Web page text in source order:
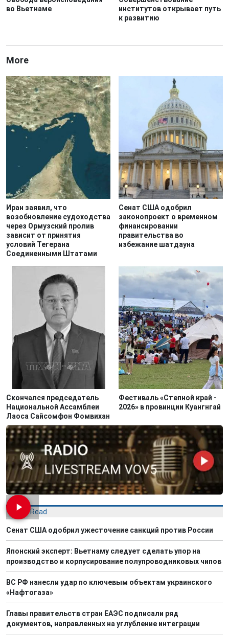
во Вьетнаме
институтов открывает путь
к развитию
More
Иран заявил, что
возобновление судоходства
через Ормузский пролив
зависит от принятия
условий Тегерана
Соединенными Штатами
Сенат США одобрил
законопроект о временном
финансировании
правительства во
избежание шатдауна
Скончался председатель
Национальной Ассамблеи
Лаоса Сайсомфон Фомвихан
Фестиваль «Степной край -
2026» в провинции Куангнгай
Most Read
Сенат США одобрил ужесточение санкций против России
Японский эксперт: Вьетнаму следует сделать упор на
производство и корпусирование полупроводниковых чипов
ВС РФ нанесли удар по ключевым объектам украинского
«Нафтогаза»
Главы правительств стран ЕАЭС подписали ряд
документов, направленных на углубление интеграции